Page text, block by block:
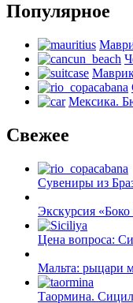
Популярное
Мексика.
Свежее
Сувениры из
Экскурсия
Цена вопроса:
Мальта: рыцари
Таормина.